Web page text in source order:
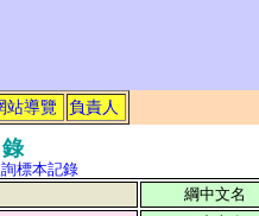
站導覽 負責人
標本記錄
綱中文名